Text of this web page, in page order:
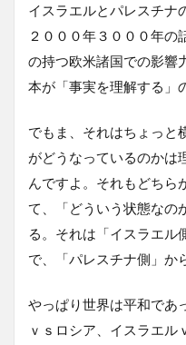
イスラエルとパレスチナ
２０００年３０００年の
の持つ欧米諸国での影響
本が「事実を理解する」
でもま、それはちょっと
がどうなっているのかは
んですよ。それもどちら
て、「どういう状態なの
る。それは「イスラエル
で、「パレスチナ側」か
やっぱり世界は平和であ
ｖｓロシア、イスラエル